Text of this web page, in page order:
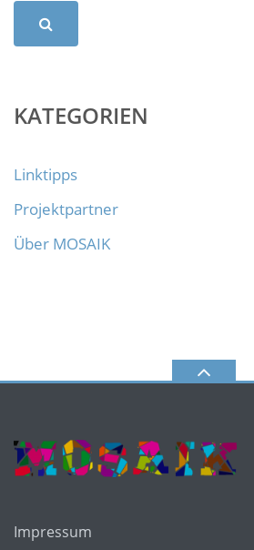
KATEGORIEN
Linktipps
Projektpartner
Über MOSAIK
Impressum